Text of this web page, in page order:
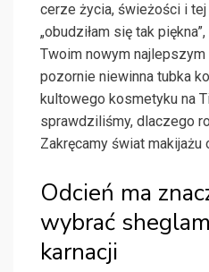
cerze życia, świeżości i
„obudziłam się tak
Twoim nowym najlepszym
pozornie niewinna tubka
kultowego kosmetyku na
sprawdziliśmy, dlaczego
Zakręcamy świat makijażu
Odcień ma
wybrać
karnacji